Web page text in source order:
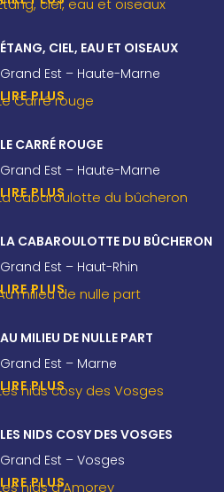
ÉTANG, CIEL, EAU ET OISEAUX
Grand Est – Haute-Marne
LIRE PLUS
LE CARRÉ ROUGE
Grand Est – Haute-Marne
LIRE PLUS
LA CABAROULOTTE DU BÛCHERON
Grand Est – Haut-Rhin
LIRE PLUS
AU MILIEU DE NULLE PART
Grand Est – Marne
LIRE PLUS
LES NIDS COSY DES VOSGES
Grand Est – Vosges
LIRE PLUS